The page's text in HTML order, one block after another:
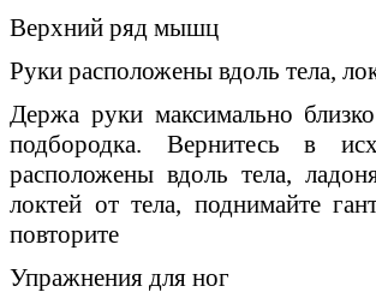
Верхний ряд мышц
Руки расположены вдоль тела,
Держа руки максимально
подбородка. Вернитесь в
расположены вдоль тела,
локтей от тела, поднимайте
повторите
Упражнения для ног